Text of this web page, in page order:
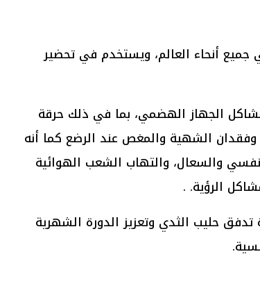
أنحاء العالم، ويستخدم في تحضير
الجهاز الهضمي، بما في ذلك حرقة
وفقدان الشهية والمغص عند الرضع كما أنه
والسعال، والتهاب الشعب الهوائية
الرؤية. .
حليب الثدي وتعزيز الدورة الشهرية